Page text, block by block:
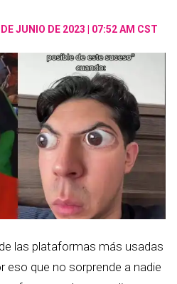
JUNIO DE 2023 | 07:52 AM CST
las plataformas más usadas
eso que no sorprende a nadie